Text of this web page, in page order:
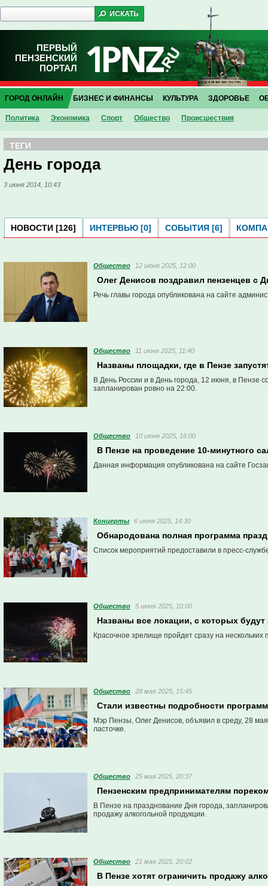
ПЕРВЫЙ
ПЕНЗЕНСКИЙ
ПОРТАЛ
ГОРОД ОНЛАЙН
Политика Экономика Спорт Общество Проиcшествия
БИЗНЕС И ФИНАНСЫ КУЛЬТУРА ЗДОРОВЬЕ
ТЕГИ
День города
3 июня 2014, 10:43
НОВОСТИ [126] ИНТЕРВЬЮ [0] СОБЫТИЯ [6]
Общество 12 июня 2025, 12:00
Олег Денисов поздравил пензенцев с
Речь главы города опубликована на сайте
Общество 11 июня 2025, 11:40
Названы площадки, где в Пензе
В День России и в День города, 12 июня, в Пензе
запланирован ровно на 22:00.
Общество 10 июня 2025, 16:00
В Пензе на проведение 10-минутного
Данная информация опубликована на сайте
Концерты 6 июня 2025, 14:30
Обнародована полная программа
Список мероприятий предоставили в пресс-
Общество 5 июня 2025, 10:00
Названы все локации, с которых
Красочное зрелище пройдет сразу на нескольких
Общество 28 мая 2025, 15:45
Стали известны подробности
Мэр Пензы, Олег Денисов, объявил в среду, 28
ласточке.
Общество 25 мая 2025, 20:37
Пензенским предпринимателям
В Пензе на празднование Дня города,
продажу алкогольной продукции.
Общество 21 мая 2025, 20:02
В Пензе хотят ограничить продажу